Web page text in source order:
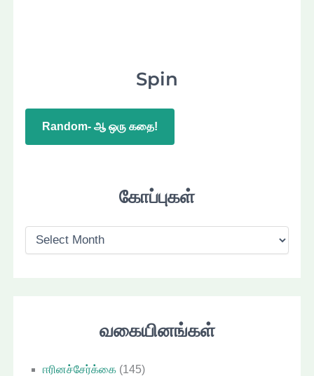
Spin
Random- ஆ ஒரு கதை!
கோப்புகள்
கோ
ப்
வகையினங்கள்
ஈரினச்சேர்க்கை (145)